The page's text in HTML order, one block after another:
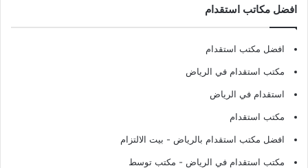
افضل مكاتب استقدام
افضل مكتب استقدام
مكتب استقدام في الرياض
استقدام في الرياض
مكتب استقدام
افضل مكتب استقدام بالرياض - بيت الالتزام
مكتب استقدام في الرياض - مكتب توسط